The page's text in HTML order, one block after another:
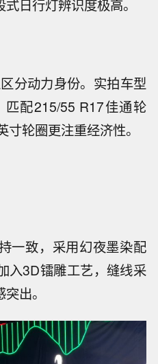
日行灯辨识度极高。
分动力身份。实拍车型
配215/55 R17佳通轮
轮圈更注重经济性。
一致，采用幻夜墨染配
入3D镭雕工艺，缝线采
出。